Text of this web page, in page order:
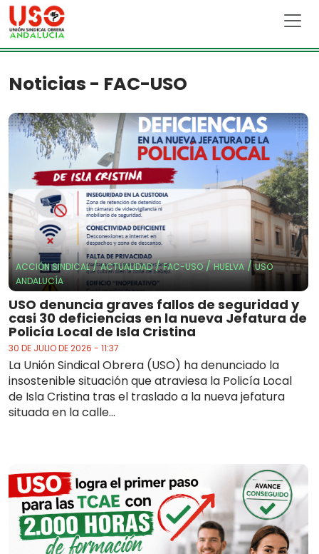
Skip to main content
Noticias - FAC-USO
ACCIÓN SINDICAL/ACTUALIDAD/FAC-USO/HUELVA/USO
ANDALUCÍA
USO denuncia graves fallos de seguridad y
casi 30 deficiencias en la nueva Jefatura de
Policía Local de Isla Cristina
30 DE JULIO DE 2026 - 11:37
La Unión Sindical Obrera (USO) ha denunciado la
insostenible situación que atraviesa la Policía Local
de Isla Cristina tras el traslado a la nueva jefatura
situada en la calle...